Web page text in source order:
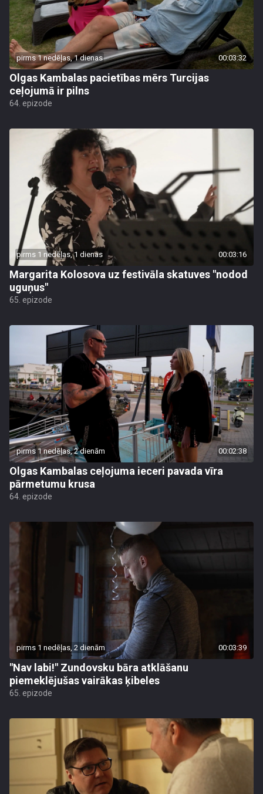
pirms 1 nedēļas, 1 dienas 00:03:32
Olgas Kambalas pacietības mērs Turcijas
ceļojumā ir pilns
64. epizode
pirms 1 nedēļas, 1 dienas 00:03:16
Margarita Kolosova uz festivāla skatuves "nodod
uguņus"
65. epizode
pirms 1 nedēļas, 2 dienām 00:02:38
Olgas Kambalas ceļojuma ieceri pavada vīra
pārmetumu krusa
64. epizode
pirms 1 nedēļas, 2 dienām 00:03:39
"Nav labi!" Zundovsku bāra atklāšanu
piemeklējušas vairākas ķibeles
65. epizode